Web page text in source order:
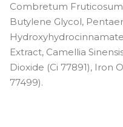
Combretum
Butylene Glycol,
Extract, Camellia
Dioxide (Ci 77891), Iron
77499).